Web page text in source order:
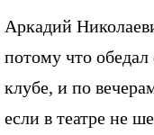
Аркадий
потому что
клубе, и по
если в театре не